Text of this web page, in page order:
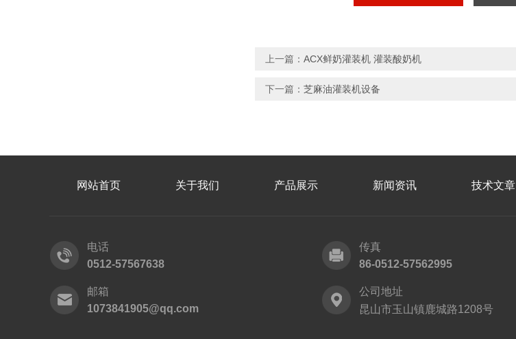
上一篇： ACX鲜奶灌装机 灌装酸奶机
下一篇： 芝麻油灌装机设备
网站首页 关于我们 产品展示 新闻资讯 技术文章
电话
0512-57567638
传真
86-0512-57562995
邮箱
1073841905@qq.com
公司地址
昆山市玉山镇鹿城路1208号